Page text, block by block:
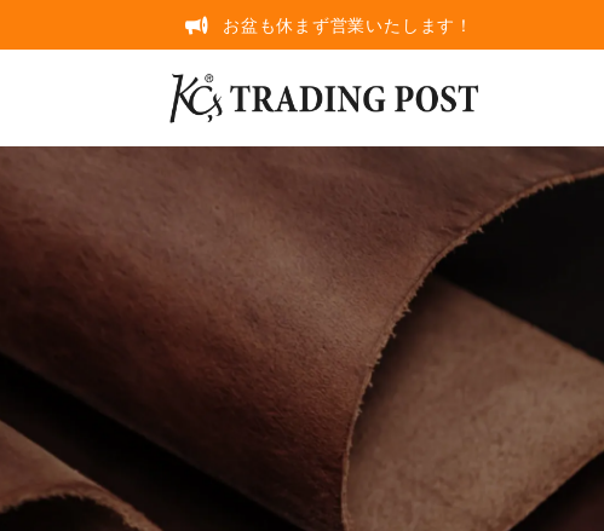
お盆も休まず営業いたします！